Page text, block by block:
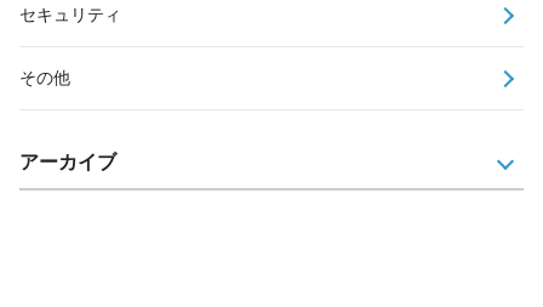
セキュリティ
その他
アーカイブ